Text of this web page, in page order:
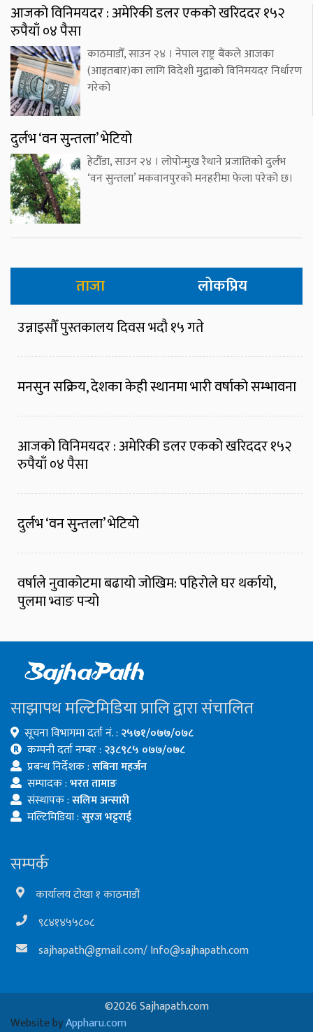
आजको विनिमयदर : अमेरिकी डलर एकको खरिददर १५२
रुपैयाँ ०४ पैसा
काठमाडौँ, साउन २४ । नेपाल राष्ट्र बैंकले आजका
(आइतबार)का लागि विदेशी मुद्राको विनिमयदर निर्धारण
गरेको
दुर्लभ ‘वन सुन्तला’ भेटियो
हेटौँडा, साउन २४ । लोपोन्मुख रैथाने प्रजातिको दुर्लभ
‘वन सुन्तला’ मकवानपुरको मनहरीमा फेला परेको छ।
ताजा लोकप्रिय
उन्नाइसौँ पुस्तकालय दिवस भदौ १५ गते
मनसुन सक्रिय, देशका केही स्थानमा भारी वर्षाको सम्भावना
आजको विनिमयदर : अमेरिकी डलर एकको खरिददर १५२
रुपैयाँ ०४ पैसा
दुर्लभ ‘वन सुन्तला’ भेटियो
वर्षाले नुवाकोटमा बढायो जोखिम: पहिरोले घर थर्कायो,
पुलमा भ्वाङ पर्‍यो
साझापथ मल्टिमिडिया प्रालि द्वारा संचालित
सूचना विभागमा दर्ता नं. : २५७१/०७७/०७८
कम्पनी दर्ता नम्बर : २३८९८५ ०७७/०७८
प्रबन्ध निर्देशक :सबिना महर्जन
सम्पादक :भरत तामाङ
संस्थापक :सलिम अन्सारी
मल्टिमिडिया :सुरज भट्टराई
सम्पर्क
कार्यालय टोखा १ काठमाडौं
९८४१४५५८०८
sajhapath@gmail.com/Info@sajhapath.com
©2026 Sajhapath.com
Website byAppharu.com